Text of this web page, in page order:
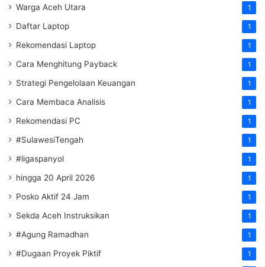
Warga Aceh Utara 1
Daftar Laptop 1
Rekomendasi Laptop 1
Cara Menghitung Payback 1
Strategi Pengelolaan Keuangan 1
Cara Membaca Analisis 1
Rekomendasi PC 1
#SulawesiTengah 1
#ligaspanyol 1
hingga 20 April 2026 1
Posko Aktif 24 Jam 1
Sekda Aceh Instruksikan 1
#Agung Ramadhan 1
#Dugaan Proyek Piktif 1